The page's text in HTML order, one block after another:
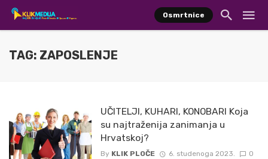
Osmrtnice
TAG: ZAPOSLENJE
UČITELJI, KUHARI, KONOBARI Koja
su najtraženija zanimanja u
Hrvatskoj?
By KLIK PLOČE 6. studenoga 2023. 0